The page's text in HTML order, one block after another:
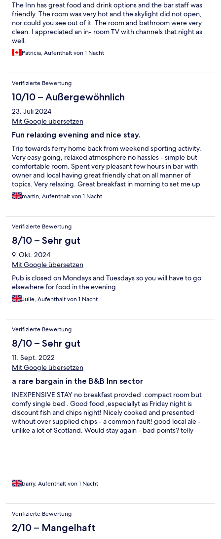
The Inn has great food and drink options and the bar staff was
friendly. The room was very hot and the skylight did not open,
nor could you see out of it. The room and bathroom were very
clean. I appreciated an in- room TV with channels that night as
well.
Patricia, Aufenthalt von 1 Nacht
Verifizierte Bewertung
10/10 – Außergewöhnlich
23. Juli 2024
Mit Google übersetzen
Fun relaxing evening and nice stay.
Trip towards ferry home back from weekend sporting activity.
Very easy going, relaxed atmosphere no hassles - simple but
comfortable room. Spent very pleasant few hours in bar with
owner and local having great friendly chat on all manner of
topics. Very relaxing. Great breakfast in morning to set me up
for the day. Overall lovely experience and v happy to stay there
again and hope too next time I’m in Scotland
martin, Aufenthalt von 1 Nacht
Verifizierte Bewertung
8/10 – Sehr gut
9. Okt. 2024
Mit Google übersetzen
Pub is closed on Mondays and Tuesdays so you will have to go
elsewhere for food in the evening.
Julie, Aufenthalt von 1 Nacht
Verifizierte Bewertung
8/10 – Sehr gut
11. Sept. 2022
Mit Google übersetzen
a rare bargain in the B&B Inn sector
INEXPENSIVE STAY no breakfast provded .compact room but
comfy single bed . Good food ,especiallyt as Friday night is
discount fish and chips night! Nicely cooked and presented
without over supplied chips - a common fault! good local ale -
unlike a lot of Scotland. Would stay again - bad points? telly
barry, Aufenthalt von 1 Nacht
Verifizierte Bewertung
2/10 – Mangelhaft